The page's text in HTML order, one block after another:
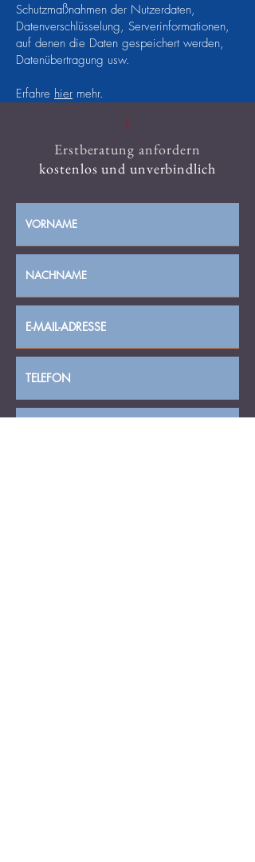
Schutzmaßnahmen der Nutzerdaten,
Datenverschlüsselung, Serverinformationen,
auf denen die Daten gespeichert werden,
Datenübertragung usw.
Erfahre hier mehr.
Erstberatung anfordern
kostenlos und unverbindlich